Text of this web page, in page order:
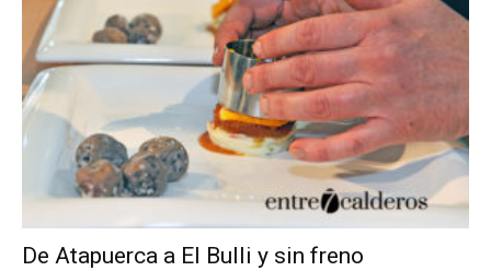
De Atapuerca a El Bulli y sin freno